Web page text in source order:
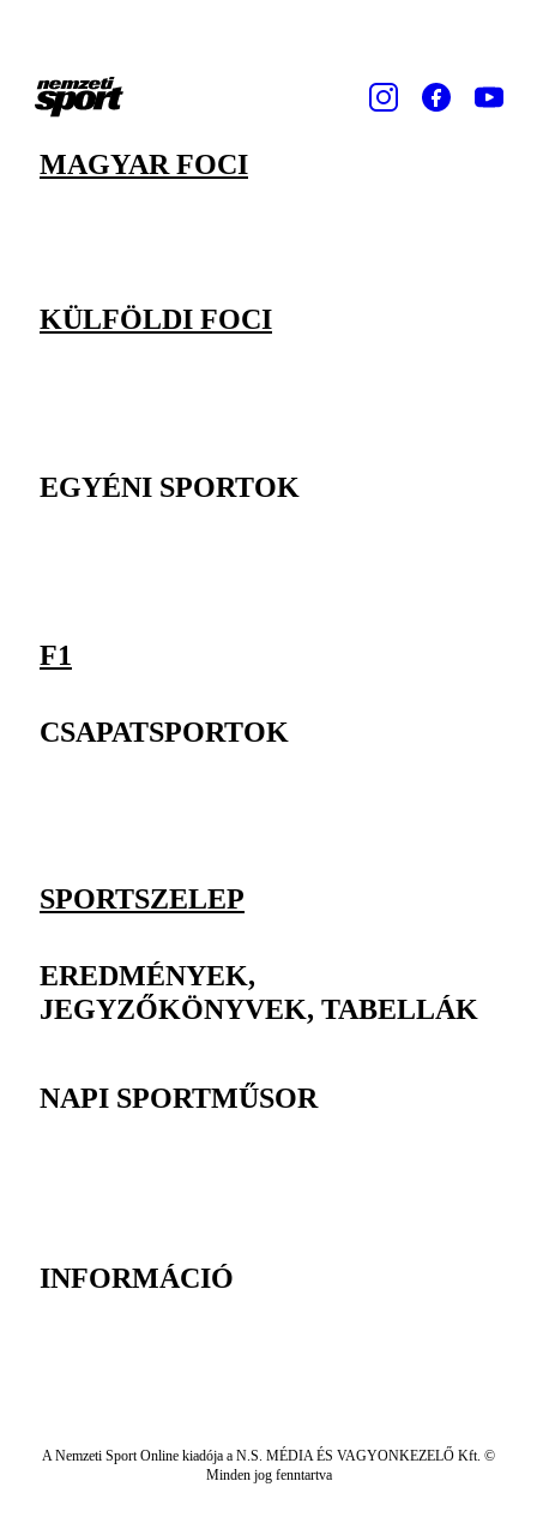
MAGYAR FOCI
KÜLFÖLDI FOCI
EGYÉNI SPORTOK
F1
CSAPATSPORTOK
SPORTSZELEP
EREDMÉNYEK,
JEGYZŐKÖNYVEK, TABELLÁK
NAPI SPORTMŰSOR
INFORMÁCIÓ
A Nemzeti Sport Online kiadója a N.S. MÉDIA ÉS VAGYONKEZELŐ Kft. ©
Minden jog fenntartva